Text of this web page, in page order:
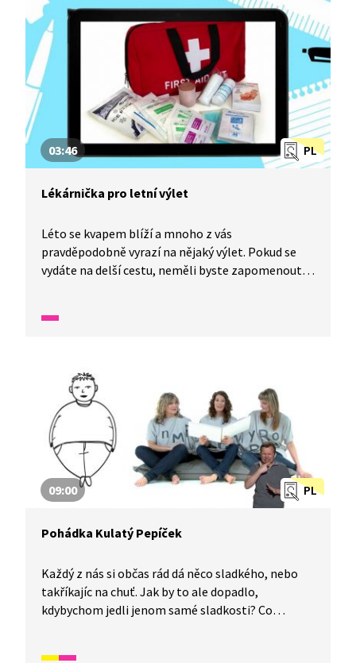
PL
03:46
Lékárnička pro letní výlet
Léto se kvapem blíží a mnoho z vás
pravděpodobně vyrazí na nějaký výlet. Pokud se
vydáte na delší cestu, neměli byste zapomenout
stačí jen použít správnou aplikaci.
PL
09:00
Pohádka Kulatý Pepíček
Každý z nás si občas rád dá něco sladkého, nebo
takříkajíc na chuť. Jak by to ale dopadlo,
kdybychom jedli jenom samé sladkosti? Co